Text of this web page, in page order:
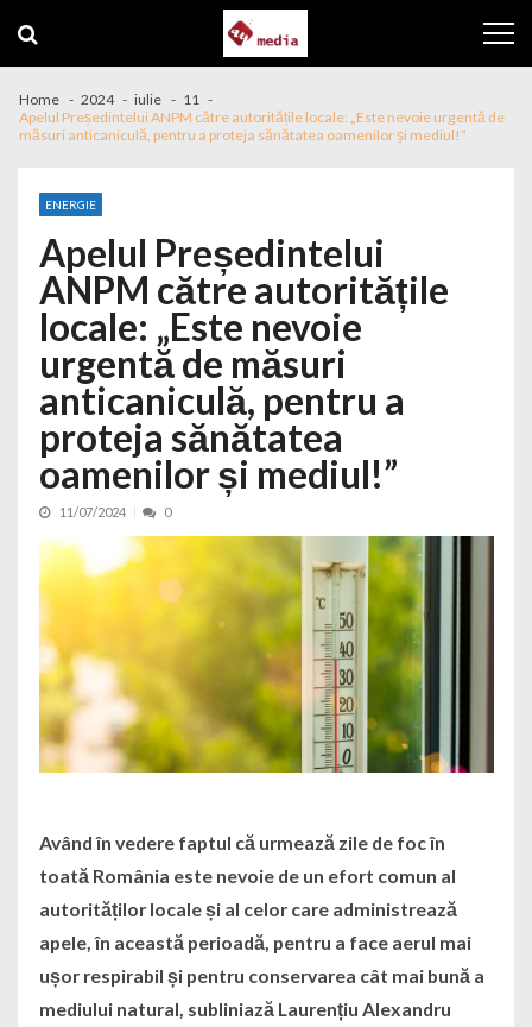
Home 2024 iulie
11
Apelul Președintelui ANPM către autoritățile locale: „Este nevoie urgentă de
măsuri anticaniculă, pentru a proteja sănătatea oamenilor și mediul!”
ENERGIE
Apelul Președintelui
ANPM către autoritățile
locale: „Este nevoie
urgentă de măsuri
anticaniculă, pentru a
proteja sănătatea
oamenilor și mediul!”
11/07/2024 0
Având în vedere faptul că urmează zile de foc în
toată România este nevoie de un efort comun al
autorităților locale și al celor care administrează
apele, în această perioadă, pentru a face aerul mai
ușor respirabil și pentru conservarea cât mai bună a
mediului natural, subliniază Laurențiu Alexandru